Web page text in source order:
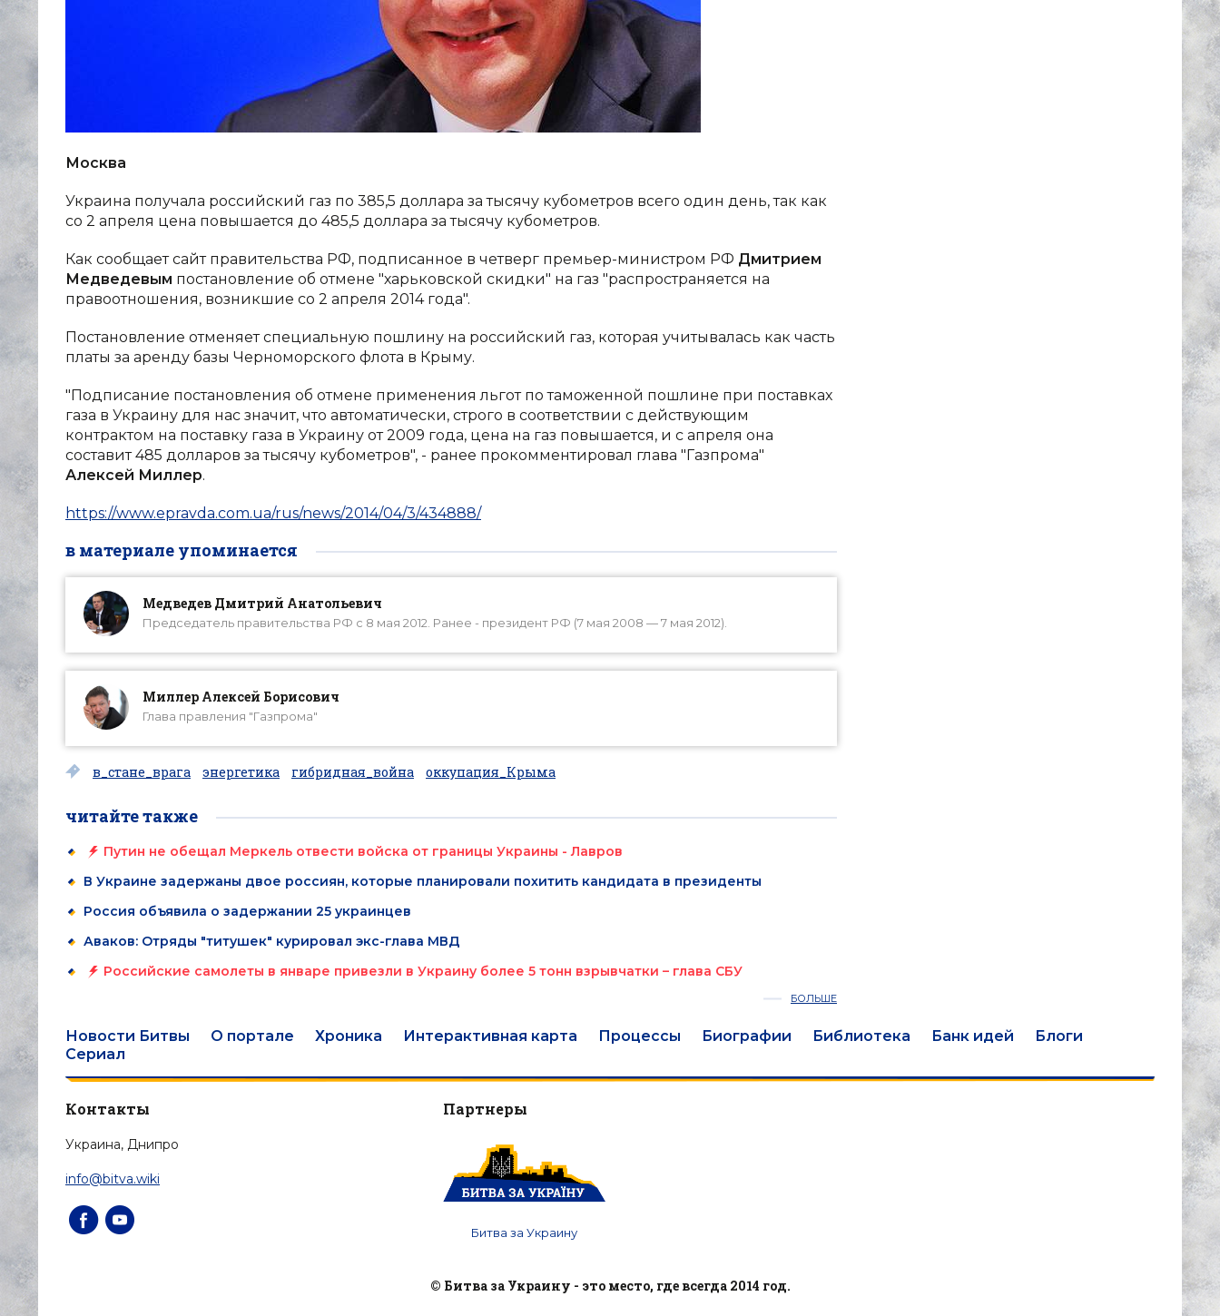
Москва
Украина получала российский газ по 385,5 доллара за тысячу кубометров всего один день, так как
со 2 апреля цена повышается до 485,5 доллара за тысячу кубометров.
Как сообщает сайт правительства РФ, подписанное в четверг премьер-министром РФ Дмитрием
Медведевым постановление об отмене "харьковской скидки" на газ "распространяется на
правоотношения, возникшие со 2 апреля 2014 года".
Постановление отменяет специальную пошлину на российский газ, которая учитывалась как часть
платы за аренду базы Черноморского флота в Крыму.
"Подписание постановления об отмене применения льгот по таможенной пошлине при поставках
газа в Украину для нас значит, что автоматически, строго в соответствии с действующим
контрактом на поставку газа в Украину от 2009 года, цена на газ повышается, и с апреля она
составит 485 долларов за тысячу кубометров", - ранее прокомментировал глава "Газпрома"
Алексей Миллер.
https://www.epravda.com.ua/rus/news/2014/04/3/434888/
в материале упоминается
Медведев Дмитрий Анатольевич
Председатель правительства РФ с 8 мая 2012. Ранее - президент РФ (7 мая 2008 — 7 мая 2012).
Миллер Алексей Борисович
Глава правления "Газпрома"
в_стане_врага энергетика гибридная_война оккупация_Крыма
читайте также
Путин не обещал Меркель отвести войска от границы Украины - Лавров
В Украине задержаны двое россиян, которые планировали похитить кандидата в президенты
Россия объявила о задержании 25 украинцев
Аваков: Отряды "титушек" курировал экс-глава МВД
Российские самолеты в январе привезли в Украину более 5 тонн взрывчатки – глава СБУ
БОЛЬШЕ
Новости Битвы О портале Хроника Интерактивная карта Процессы Биографии Библиотека Банк идей
Блоги
Сериал
Контакты
Украина, Днипро
info@bitva.wiki
Партнеры
Битва за Украину
© Битва за Украину - это место, где всегда 2014 год.